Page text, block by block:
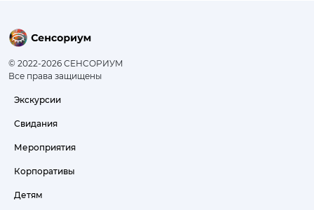
© 2022-2026 СЕНСОРИУМ
Все права защищены
Экскурсии
Свидания
Мероприятия
Корпоративы
Детям